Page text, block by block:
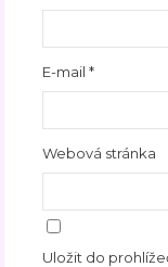
E-mail*
Webová stránka
Uložit do